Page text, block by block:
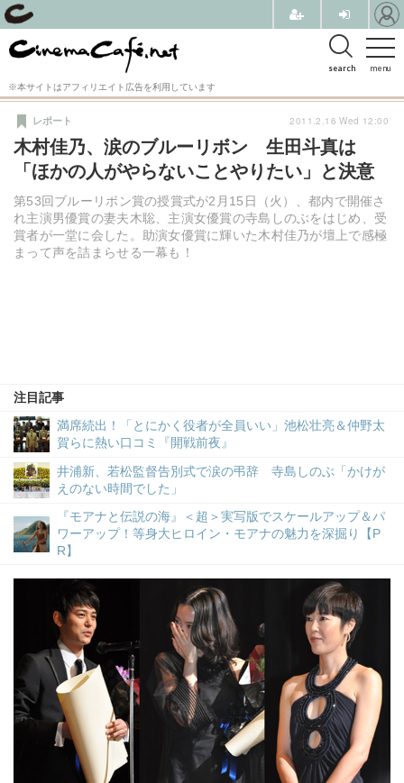
menu
search
※本サイトはアフィリエイト広告を利用しています
木村佳乃、涙のブルーリボン 生田斗真は
「ほかの人がやらないことやりたい」と決意
第53回ブルーリボン賞の授賞式が2月15日（火）、都内で開催さ
れ主演男優賞の妻夫木聡、主演女優賞の寺島しのぶをはじめ、受
賞者が一堂に会した。助演女優賞に輝いた木村佳乃が壇上で感極
まって声を詰まらせる一幕も！
レポート
注目記事
満席続出！「とにかく役者が全員いい」池松壮亮＆仲野太
賀らに熱い口コミ『開戦前夜』
井浦新、若松監督告別式で涙の弔辞 寺島しのぶ「かけが
えのない時間でした」
『モアナと伝説の海』＜超＞実写版でスケールアップ＆パ
ワーアップ！等身大ヒロイン・モアナの魅力を深掘り【P
R】
2011.2.16 Wed 12:00